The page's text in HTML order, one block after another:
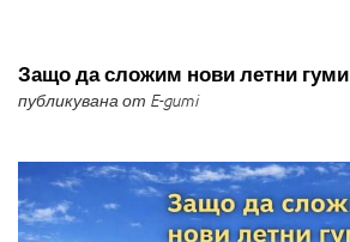
Защо да сложим нови летни гуми
публикувана от E-gumi